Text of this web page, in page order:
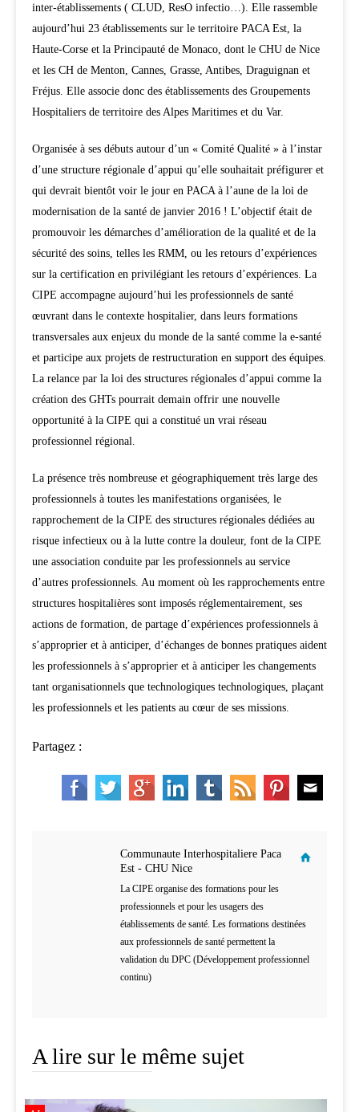
inter-établissements ( CLUD, ResO infectio…). Elle rassemble
aujourd’hui 23 établissements sur le territoire PACA Est, la
Haute-Corse et la Principauté de Monaco, dont le CHU de Nice
et les CH de Menton, Cannes, Grasse, Antibes, Draguignan et
Fréjus. Elle associe donc des établissements des Groupements
Hospitaliers de territoire des Alpes Maritimes et du Var.
Organisée à ses débuts autour d’un « Comité Qualité » à l’instar
d’une structure régionale d’appui qu’elle souhaitait préfigurer et
qui devrait bientôt voir le jour en PACA à l’aune de la loi de
modernisation de la santé de janvier 2016 ! L’objectif était de
promouvoir les démarches d’amélioration de la qualité et de la
sécurité des soins, telles les RMM, ou les retours d’expériences
sur la certification en privilégiant les retours d’expériences. La
CIPE accompagne aujourd’hui les professionnels de santé
œuvrant dans le contexte hospitalier, dans leurs formations
transversales aux enjeux du monde de la santé comme la e-santé
et participe aux projets de restructuration en support des équipes.
La relance par la loi des structures régionales d’appui comme la
création des GHTs pourrait demain offrir une nouvelle
opportunité à la CIPE qui a constitué un vrai réseau
professionnel régional.
La présence très nombreuse et géographiquement très large des
professionnels à toutes les manifestations organisées, le
rapprochement de la CIPE des structures régionales dédiées au
risque infectieux ou à la lutte contre la douleur, font de la CIPE
une association conduite par les professionnels au service
d’autres professionnels. Au moment où les rapprochements entre
structures hospitalières sont imposés réglementairement, ses
actions de formation, de partage d’expériences professionnels à
s’approprier et à anticiper, d’échanges de bonnes pratiques aident
les professionnels à s’approprier et à anticiper les changements
tant organisationnels que technologiques technologiques, plaçant
les professionnels et les patients au cœur de ses missions.
Partagez :
Communaute Interhospitaliere Paca
Est - CHU Nice
La CIPE organise des formations pour les
professionnels et pour les usagers des
établissements de santé. Les formations destinées
aux professionnels de santé permettent la
validation du DPC (Développement professionnel
continu)
A lire sur le même sujet